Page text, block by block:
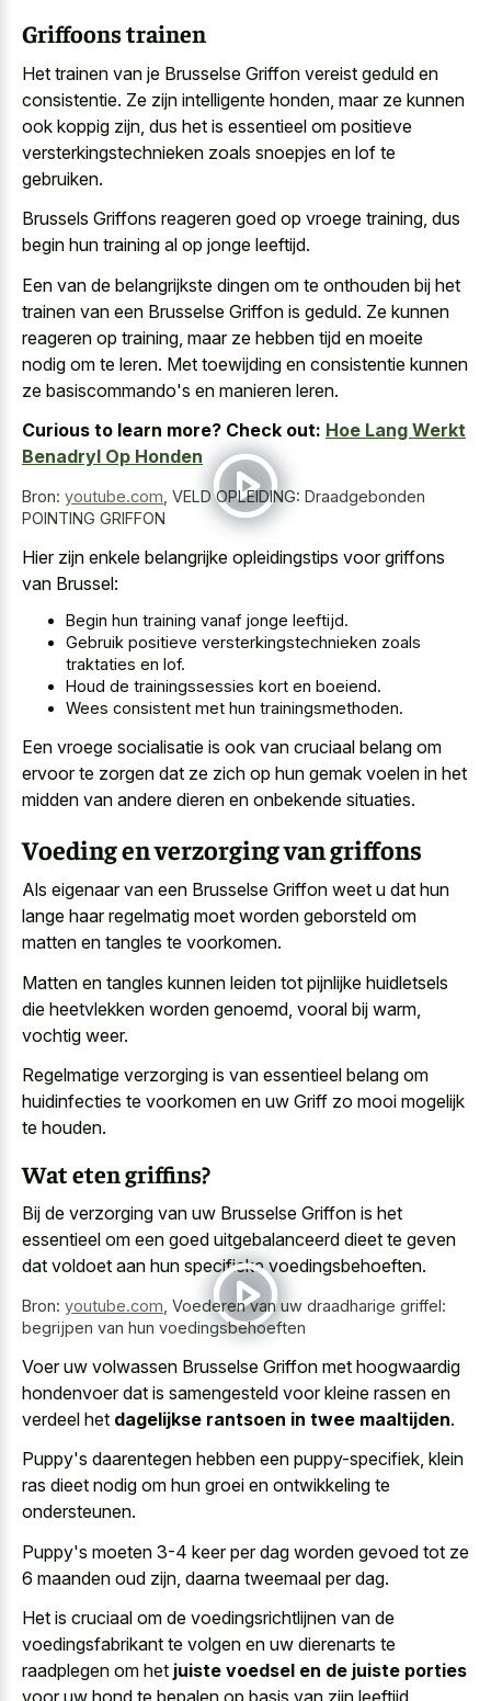
Griffoons trainen
Het trainen van je Brusselse Griffon vereist geduld en
consistentie. Ze zijn intelligente honden, maar ze kunnen
ook koppig zijn, dus het is essentieel om positieve
versterkingstechnieken zoals snoepjes en lof te
gebruiken.
Brussels Griffons reageren goed op vroege training, dus
begin hun training al op jonge leeftijd.
Een van de belangrijkste dingen om te onthouden bij het
trainen van een Brusselse Griffon is geduld. Ze kunnen
reageren op training, maar ze hebben tijd en moeite
nodig om te leren. Met toewijding en consistentie kunnen
ze basiscommando's en manieren leren.
Curious to learn more? Check out: Hoe Lang Werkt
Benadryl Op Honden
Bron: youtube.com VELD OPLEIDING: Draadgebonden
POINTING GRIFFON
Hier zijn enkele belangrijke opleidingstips voor griffons
van Brussel:
Begin hun training vanaf jonge leeftijd.
Gebruik positieve versterkingstechnieken zoals
traktaties en lof.
Houd de trainingssessies kort en boeiend.
Wees consistent met hun trainingsmethoden.
Een vroege socialisatie is ook van cruciaal belang om
ervoor te zorgen dat ze zich op hun gemak voelen in het
midden van andere dieren en onbekende situaties.
Voeding en verzorging van griffons
Als eigenaar van een Brusselse Griffon weet u dat hun
lange haar regelmatig moet worden geborsteld om
matten en tangles te voorkomen.
Matten en tangles kunnen leiden tot pijnlijke huidletsels
die heetvlekken worden genoemd , vooral bij warm,
vochtig weer.
Regelmatige verzorging is van essentieel belang om
huidinfecties te voorkomen en uw Griff zo mooi mogelijk
te houden.
Wat eten griffins?
Bij de verzorging van uw Brusselse Griffon is het
essentieel om een goed uitgebalanceerd dieet te geven
dat voldoet aan hun specifieke voedingsbehoeften.
Bron: youtube.com Voederen van uw draadharige griffel:
begrijpen van hun voedingsbehoeften
Voer uw volwassen Brusselse Griffon met hoogwaardig
hondenvoer dat is samengesteld voor kleine rassen en
verdeel het dagelijkse rantsoen in twee maaltijden.
Puppy's daarentegen hebben een puppy-specifiek, klein
ras dieet nodig om hun groei en ontwikkeling te
ondersteunen.
Puppy's moeten 3-4 keer per dag worden gevoed tot ze
6 maanden oud zijn, daarna tweemaal per dag.
Het is cruciaal om de voedingsrichtlijnen van de
voedingsfabrikant te volgen en uw dierenarts te
raadplegen om het juiste voedsel en de juiste porties